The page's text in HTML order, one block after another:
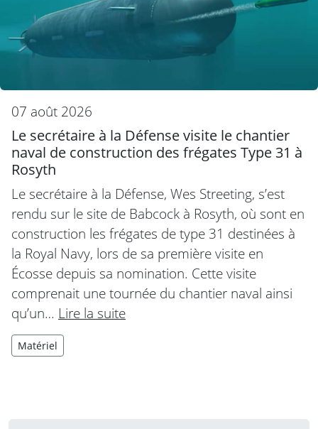
07 août 2026
Le secrétaire à la Défense visite le chantier
naval de construction des frégates Type 31 à
Rosyth
Le secrétaire à la Défense, Wes Streeting, s’est
rendu sur le site de Babcock à Rosyth, où sont en
construction les frégates de type 31 destinées à
la Royal Navy, lors de sa première visite en
Écosse depuis sa nomination. Cette visite
comprenait une tournée du chantier naval ainsi
qu’un… Lire la suite
Matériel